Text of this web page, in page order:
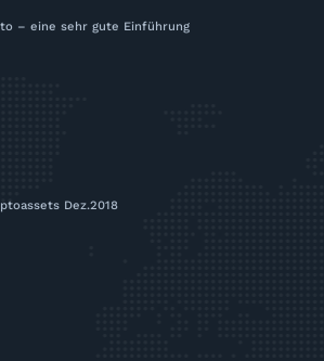
– eine sehr gute Einführung
Dez.2018